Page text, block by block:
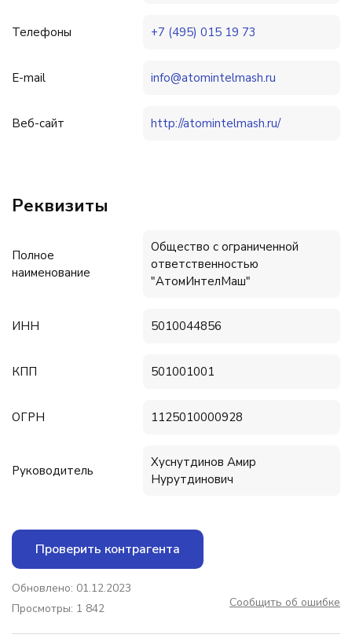
Телефоны +7 (495) 015 19 73
E-mail info@atomintelmash.ru
Веб-сайт http://atomintelmash.ru/
Реквизиты
Полное
наименование
Общество с ограниченной
ответственностью
"АтомИнтелМаш"
ИНН 5010044856
КПП 501001001
ОГРН 1125010000928
Руководитель
Хуснутдинов Амир
Нурутдинович
Проверить контрагента
Обновлено: 01.12.2023
Просмотры: 1 842
Сообщить об ошибке